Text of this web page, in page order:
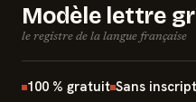
Modèle lettre
le registre de la langue française
100 % gratuit Sans